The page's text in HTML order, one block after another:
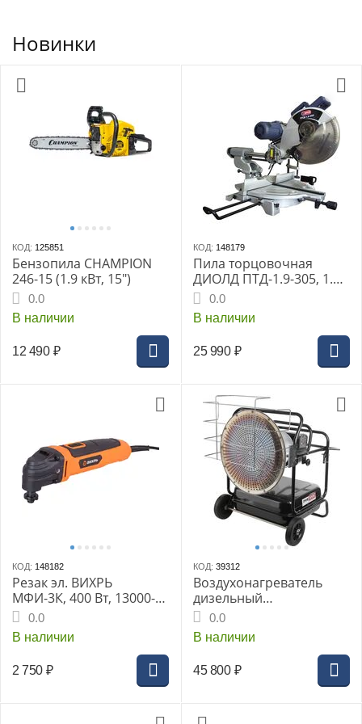
Новинки
КОД: 125851
Бензопила CHAMPION
246-15 (1.9 кВт, 15")
0.0
В наличии
12 490 ₽
КОД: 148179
Пила торцовочная
ДИОЛД ПТД-1.9-305, 1.9
кВт, 305х32 мм, 4200 об/
мин, 32 кг
0.0
В наличии
25 990 ₽
КОД: 148182
Резак эл. ВИХРЬ
МФИ-3К, 400 Вт, 13000-
22000 кол/мин, 1.5 кг,
плавный пуск
0.0
В наличии
2 750 ₽
КОД: 39312
Воздухонагреватель
дизельный
инфракрасный
Профтепло ДК-36ПЛ, 36
кВт, бак 53л, 2.2-3 л/час,
0.0
В наличии
45 800 ₽